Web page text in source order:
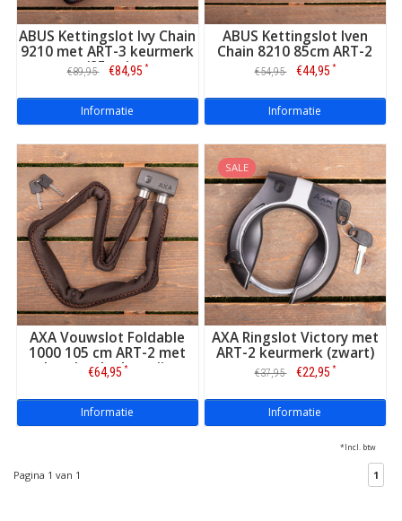
ABUS Kettingslot Ivy Chain
9210 met ART-3 keurmerk
(85cm)
€89,95 €84,95 *
Informatie
ABUS Kettingslot Iven
Chain 8210 85cm ART-2
€54,95 €44,95 *
Informatie
AXA Vouwslot Foldable
1000 105 cm ART-2 met
houder donkergrijs
€64,95 *
Informatie
SALE
AXA Ringslot Victory met
ART-2 keurmerk (zwart)
€37,95 €22,95 *
Informatie
*Incl. btw
Pagina 1 van 1 1